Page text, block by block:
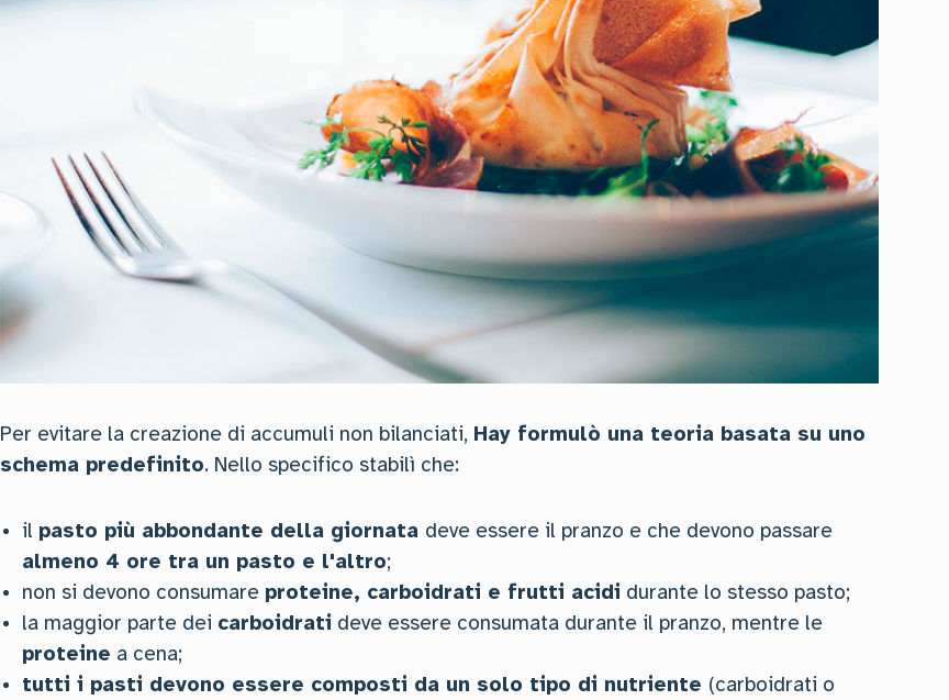
Per evitare la creazione di accumuli non bilanciati, Hay formulò una teoria basata su uno
schema predefinito. Nello specifico stabilì che:
il pasto più abbondante della giornata deve essere il pranzo e che devono passare
almeno 4 ore tra un pasto e l'altro;
non si devono consumare proteine, carboidrati e frutti acidi durante lo stesso pasto;
la maggior parte dei carboidrati deve essere consumata durante il pranzo, mentre le
proteine a cena;
tutti i pasti devono essere composti da un solo tipo di nutriente (carboidrati o